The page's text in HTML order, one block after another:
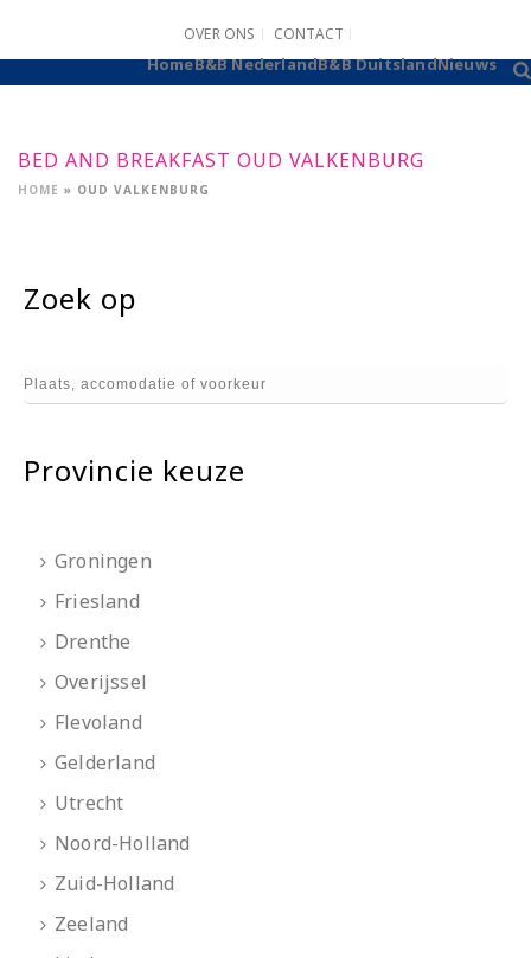
OVER ONS CONTACT
HomeB&B NederlandB&B DuitslandNieuws
BED AND BREAKFAST OUD VALKENBURG
HOME » OUD VALKENBURG
Zoek op
Provincie keuze
Groningen
Friesland
Drenthe
Overijssel
Flevoland
Gelderland
Utrecht
Noord-Holland
Zuid-Holland
Zeeland